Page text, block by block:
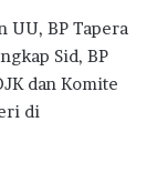
UU, BP Tapera
Sid, BP
dan Komite
di